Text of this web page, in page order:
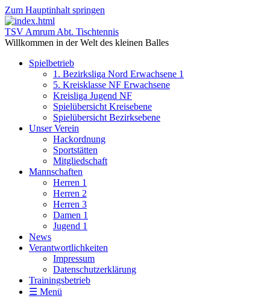
Zum Hauptinhalt springen
TSV Amrum Abt. Tischtennis
Willkommen in der Welt des kleinen Balles
Spielbetrieb
1. Bezirksliga Nord Erwachsene 1
5. Kreisklasse NF Erwachsene
Kreisliga Jugend NF
Spielübersicht Kreisebene
Spielübersicht Bezirksebene
Unser Verein
Hackordnung
Sportstätten
Mitgliedschaft
Mannschaften
Herren 1
Herren 2
Herren 3
Damen 1
Jugend 1
News
Verantwortlichkeiten
Impressum
Datenschutzerklärung
Trainingsbetrieb
☰ Menü